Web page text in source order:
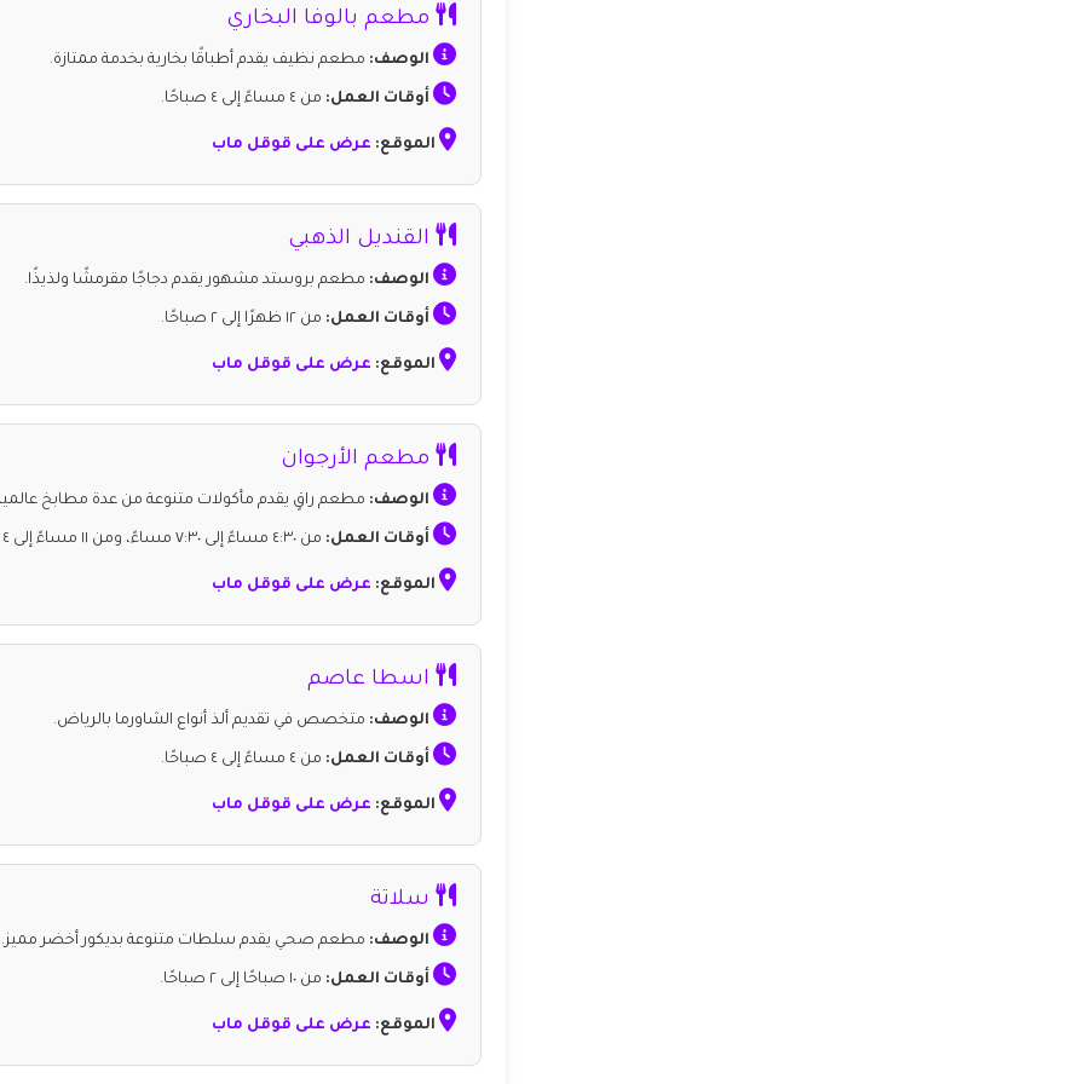
مطعم بالوفا البخاري
الوصف: مطعم نظيف يقدم أطباقًا بخارية بخدمة ممتازة.
أوقات العمل: من ٤ مساءً إلى ٤ صباحًا.
الموقع: عرض على قوقل ماب
القنديل الذهبي
الوصف: مطعم بروستد مشهور يقدم دجاجًا مقرمشًا ولذيذًا.
أوقات العمل: من ١٢ ظهرًا إلى ٢ صباحًا.
الموقع: عرض على قوقل ماب
مطعم الأرجوان
الوصف: مطعم راقٍ يقدم مأكولات متنوعة من عدة مطابخ
أوقات العمل: من ٤:٣٠ مساءً إلى ٧:٣٠ مساءً، ومن ١١ مساءً إلى ٤ صباحًا.
الموقع: عرض على قوقل ماب
اسطا عاصم
الوصف: متخصص في تقديم ألذ أنواع الشاورما بالرياض.
أوقات العمل: من ٤ مساءً إلى ٤ صباحًا.
الموقع: عرض على قوقل ماب
سلاتة
الوصف: مطعم صحي يقدم سلطات متنوعة بديكور أخضر مميز.
أوقات العمل: من ١٠ صباحًا إلى ٢ صباحًا.
الموقع: عرض على قوقل ماب